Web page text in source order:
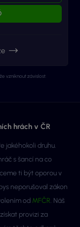
vzniknout závislost.
hrách v ČR
jakéhokoli druhu.
s šancí na co
ti být oporou v
neporušoval zákon
od MFČR. Náš
provizi za